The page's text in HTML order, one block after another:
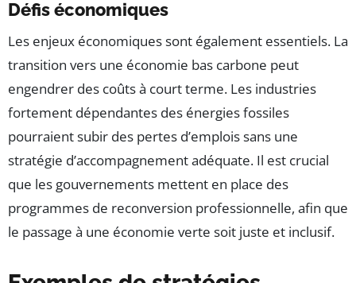
Défis économiques
Les enjeux économiques sont également essentiels. La
transition vers une économie bas carbone peut
engendrer des coûts à court terme. Les industries
fortement dépendantes des énergies fossiles
pourraient subir des pertes d’emplois sans une
stratégie d’accompagnement adéquate. Il est crucial
que les gouvernements mettent en place des
programmes de reconversion professionnelle, afin que
le passage à une économie verte soit juste et inclusif.